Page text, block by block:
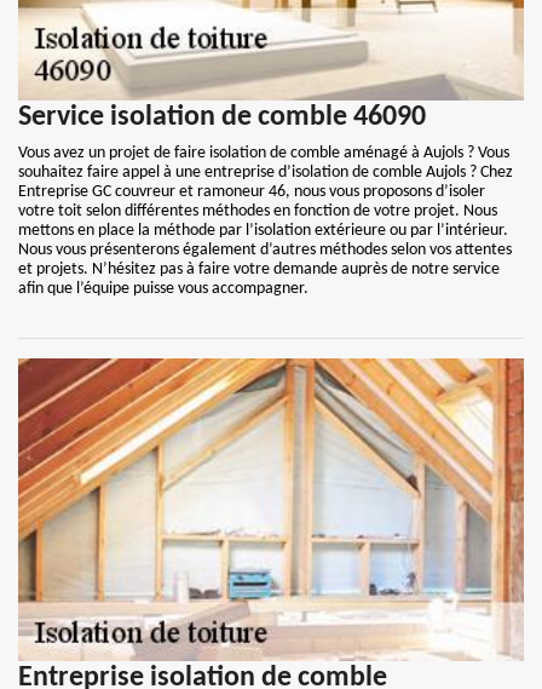
Service isolation de comble 46090
Vous avez un projet de faire isolation de comble aménagé à Aujols ? Vous
souhaitez faire appel à une entreprise d’isolation de comble Aujols ? Chez
Entreprise GC couvreur et ramoneur 46, nous vous proposons d’isoler
votre toit selon différentes méthodes en fonction de votre projet. Nous
mettons en place la méthode par l’isolation extérieure ou par l’intérieur.
Nous vous présenterons également d’autres méthodes selon vos attentes
et projets. N’hésitez pas à faire votre demande auprès de notre service
afin que l’équipe puisse vous accompagner.
Entreprise isolation de comble